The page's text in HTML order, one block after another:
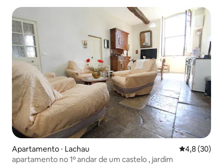
Apartamento ⋅ Lachau 4,8 de uma
4,8 (30)
apartamento no 1º andar de um castelo , jardim